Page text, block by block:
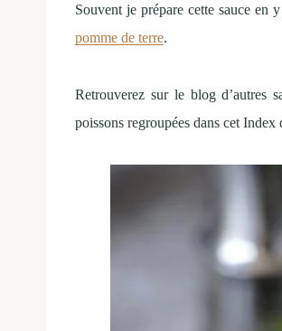
Souvent je prépare cette sauce en
pomme de terre.
Retrouverez sur le blog d’autres
poissons regroupées dans cet Index